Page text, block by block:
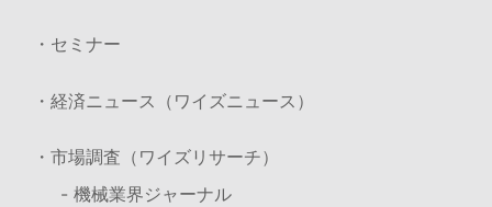
・セミナー
・経済ニュース（ワイズニュース）
・市場調査（ワイズリサーチ）
- 機械業界ジャーナル